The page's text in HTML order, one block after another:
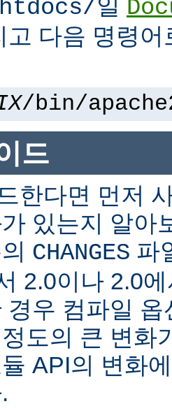
일
고 다음 명령
/bin/
드
한다면 먼저
있는지 알아
CHANGES 파
2.0이나 2.0
경우 컴파일
도의 큰 변화
API의 변화